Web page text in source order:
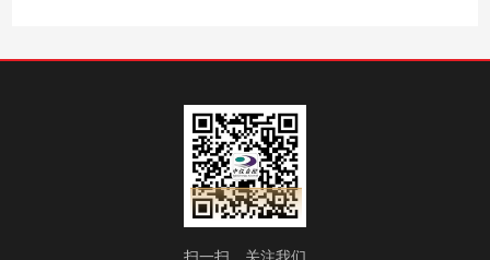
扫一扫，关注我们